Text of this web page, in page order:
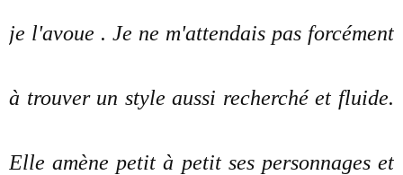
je l'avoue . Je ne m'attendais pas forcément
à trouver un style aussi recherché et fluide.
Elle amène petit à petit ses personnages et